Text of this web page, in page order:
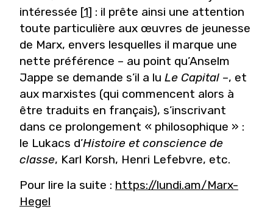
intéressée [1] : il prête ainsi une attention
toute particulière aux œuvres de jeunesse
de Marx, envers lesquelles il marque une
nette préférence – au point qu’Anselm
Jappe se demande s’il a lu Le Capital –, et
aux marxistes (qui commencent alors à
être traduits en français), s’inscrivant
dans ce prolongement « philosophique » :
le Lukacs d’Histoire et conscience de
classe, Karl Korsh, Henri Lefebvre, etc.
Pour lire la suite : https://lundi.am/Marx-
Hegel